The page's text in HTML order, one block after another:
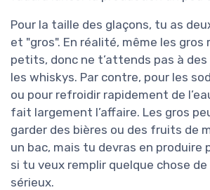
Pour la taille des glaçons, tu as
et "gros". En réalité, même les
petits, donc ne t’attends pas à des
les whiskys. Par contre, pour les
ou pour refroidir rapidement de
fait largement l’affaire. Les gros
garder des bières ou des fruits de
un bac, mais tu devras en produire
si tu veux remplir quelque chose
sérieux.